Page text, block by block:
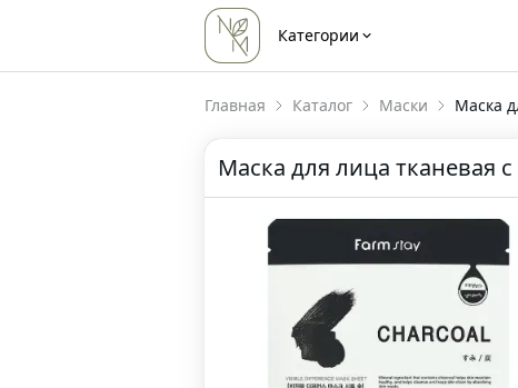
Категории
Главная Каталог Маски Маска
Маска для лица тканевая